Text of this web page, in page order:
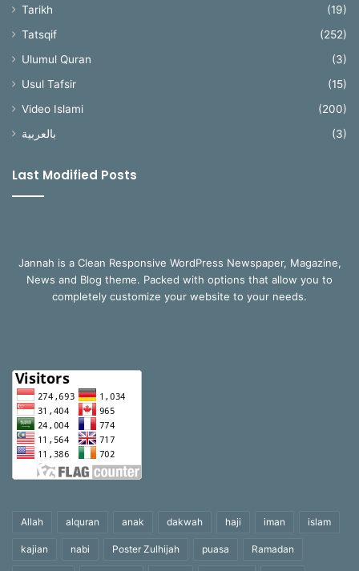
Tarikh
(19)
Tatsqif
(252)
Ulumul Quran
(3)
Usul Tafsir
(15)
Video Islami
(200)
بالعربية
(3)
Last Modified Posts
Jannah is a Clean Responsive WordPress Newspaper, Magazine,
News and Blog theme. Packed with options that allow you to
completely customize your website to your needs.
Allah alquran anak dakwah haji iman islam
kajian nabi Poster Zulhijah puasa Ramadan